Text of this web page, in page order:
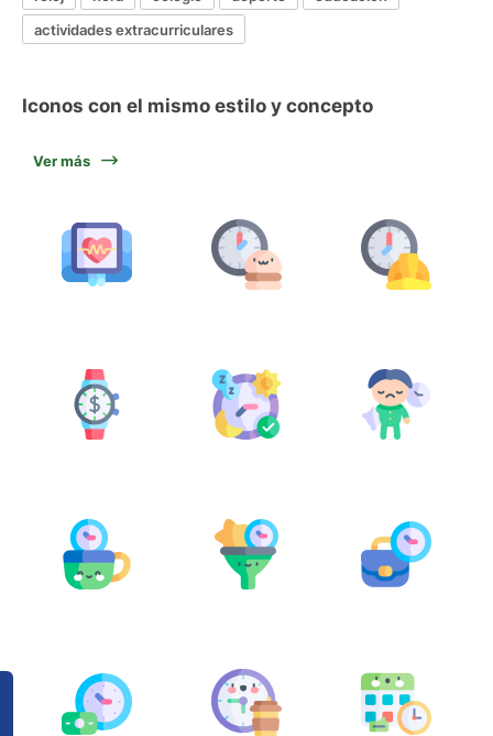
actividades extracurriculares
Iconos con el mismo estilo y concepto
Ver más